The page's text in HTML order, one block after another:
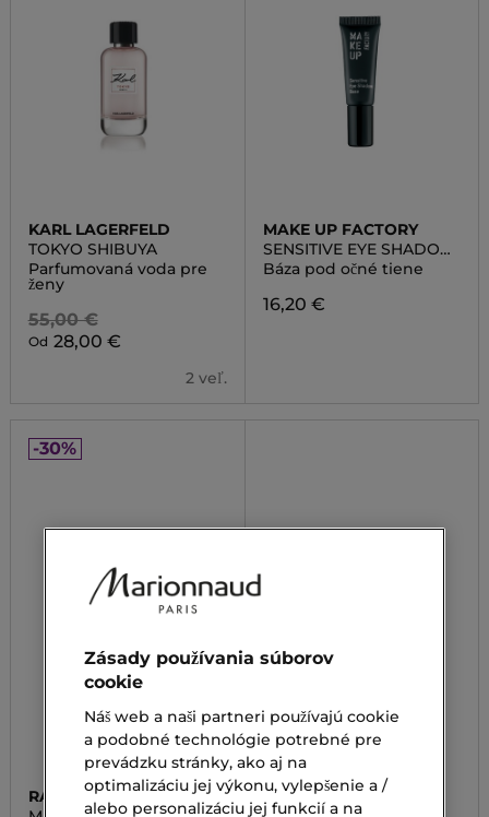
KARL LAGERFELD
TOKYO SHIBUYA
Parfumovaná voda pre
ženy
55,00 €
Od 28,00 €
2 veľ.
MAKE UP FACTORY
SENSITIVE EYE SHADOW
BASE
Báza pod očné tiene
16,20 €
-30%
RABANNE
MAKE UP FACTORY
Zásady používania súborov
cookie
Náš web a naši partneri používajú cookie
a podobné technológie potrebné pre
prevádzku stránky, ako aj na
optimalizáciu jej výkonu, vylepšenie a /
alebo personalizáciu jej funkcií a na